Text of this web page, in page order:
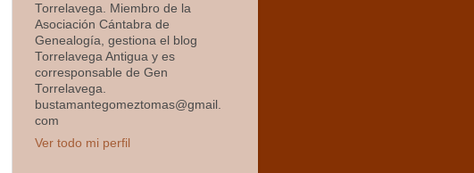
Torrelavega. Miembro de la
Asociación Cántabra de
Genealogía, gestiona el blog
Torrelavega Antigua y es
corresponsable de Gen
Torrelavega.
bustamantegomeztomas@gmail.
com
Ver todo mi perfil